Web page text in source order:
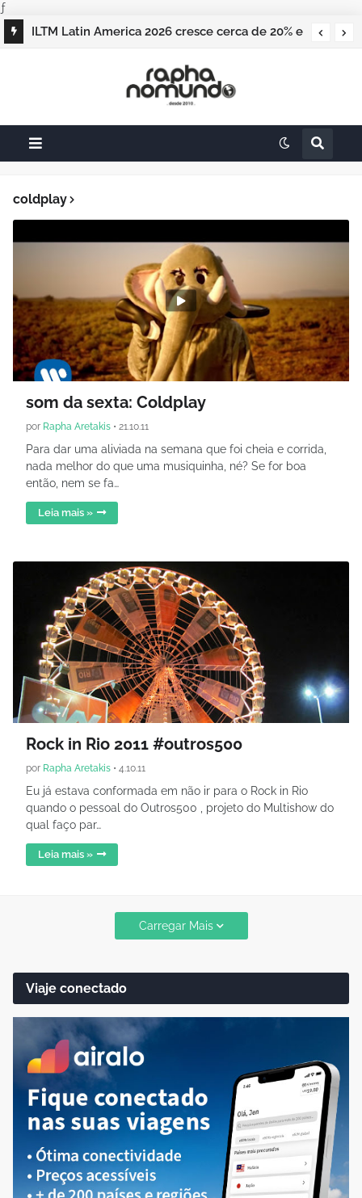
ƒ
ILTM Latin America 2026 cresce cerca de 20% e
coldplay
som da sexta: Coldplay
por Rapha Aretakis • 21.10.11
Para dar uma aliviada na semana que foi cheia e corrida,
nada melhor do que uma musiquinha, né? Se for boa
então, nem se fa…
Leia mais »
Rock in Rio 2011 #outros500
por Rapha Aretakis • 4.10.11
Eu já estava conformada em não ir para o Rock in Rio
quando o pessoal do Outros500 , projeto do Multishow do
qual faço par…
Leia mais »
Carregar Mais
Viaje conectado